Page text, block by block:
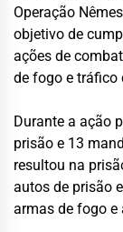
Operação
objetivo de
ações de
de fogo e tráfico
Durante a ação
prisão e 13
resultou na
autos de prisão
armas de fogo e